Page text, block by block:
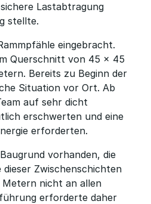
Lastabtragung
stellte.
eingebracht.
Querschnitt von 45 × 45
Bereits zu Beginn der
Situation vor Ort. Ab
auf sehr dicht
erschwerten und eine
erforderten.
vorhanden, die
Zwischenschichten
nicht an allen
erforderte daher